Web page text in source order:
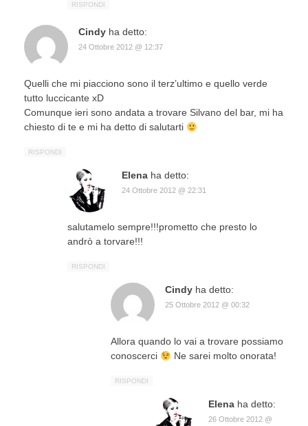
RISPONDI
Cindy ha detto:
24 Ottobre 2012 @ 12:37
Quelli che mi piacciono sono il terz’ultimo e quello verde
tutto luccicante xD
Comunque ieri sono andata a trovare Silvano del bar, mi ha
chiesto di te e mi ha detto di salutarti
RISPONDI
Elena ha detto:
24 Ottobre 2012 @ 22:31
salutamelo sempre!!!prometto che presto lo
andrò a torvare!!!
RISPONDI
Cindy ha detto:
25 Ottobre 2012 @ 00:32
Allora quando lo vai a trovare possiamo
conoscerci
Ne sarei molto onorata!
RISPONDI
Elena ha detto:
26 Ottobre 2012 @